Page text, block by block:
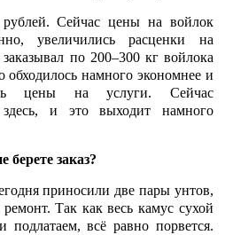
Сейчас цены на войлок
увеличились расценки на
по 200–300 кг войлока
обходилось намного экономнее и
цены на услуги. Сейчас
здесь, и это выходит намного
заказ?
приносили две пары унтов,
Так как весь камус сухой
подлатаем, всё равно порвется.